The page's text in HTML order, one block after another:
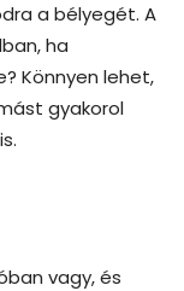
a bélyegét. A
ha
Könnyen lehet,
gyakorol
vagy, és